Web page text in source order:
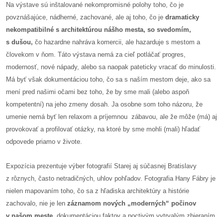
nás
podporili
nás
autorské
zázemie
kontaktujte
nás
reklama
Na výstave sú inštalované nekompromisné polohy toho, čo je
povznášajúce, nádherné, zachované, ale aj toho, čo je dramaticky
nekompatibilné s architektúrou nášho mesta, so svedomím,
s dušou, čo hazardne nahráva komercii, ale hazarduje s mestom a
človekom v ňom. Táto výstava nemá za cieľ potláčať progres,
modernosť, nové nápady, alebo sa naopak pateticky vracať do minulosti.
Má byť však dokumentáciou toho, čo sa s naším mestom deje, ako sa
mení pred našimi očami bez toho, že by sme mali (alebo aspoň
kompetentní) na jeho zmeny dosah. Ja osobne som toho názoru, že
umenie nemá byť len relaxom a príjemnou zábavou, ale že môže (má) aj
provokovať a profilovať otázky, na ktoré by sme mohli (mali) hľadať
odpovede priamo v živote.
Expozícia prezentuje výber fotografií Starej aj súčasnej Bratislavy
z rôznych, často netradičných, uhlov pohľadov. Fotografia Hany Fábry je
nielen mapovaním toho, čo sa z hľadiska architektúry a histórie
zachovalo, nie je len záznamom nových „moderných“ počinov